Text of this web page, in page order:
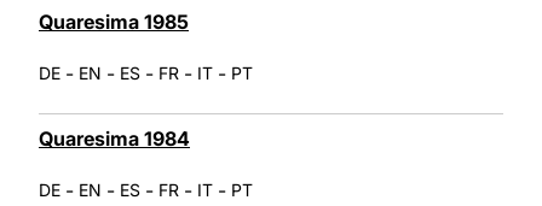
Quaresima 1985
DE - EN - ES - FR - IT - PT
Quaresima 1984
DE - EN - ES - FR - IT - PT